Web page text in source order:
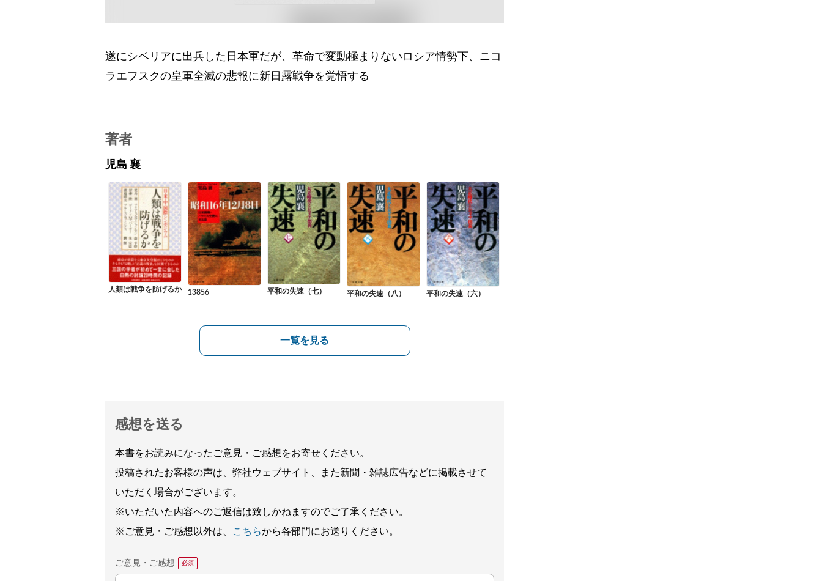
遂にシベリアに出兵した日本軍だが、革命で変動極まりないロシア情勢下、ニコ
ラエフスクの皇軍全滅の悲報に新日露戦争を覚悟する
著者
児島 襄
人類は戦争を防げるか 13856 平和の失速（七） 平和の失速（八） 平和の失速（六）
一覧を見る
感想を送る
本書をお読みになったご意見・ご感想をお寄せください。
投稿されたお客様の声は、弊社ウェブサイト、また新聞・雑誌広告などに掲載させて
いただく場合がございます。
※いただいた内容へのご返信は致しかねますのでご了承ください。
※ご意見・ご感想以外は、
こちらから各部門にお送りください。
ご意見・ご感想